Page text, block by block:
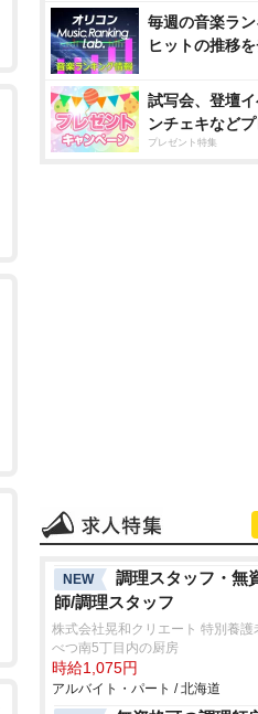
毎週の音楽ラン
ヒットの推移を
試写会、登壇
ンチェキなどプ
プレゼント特集
NEW
調理スタッフ・無
師/調理スタッフ
株式会社晃和クリエート 特別養護
べつ南5丁目内の厨房
時給1,075円
アルバイト・パート / 北海道